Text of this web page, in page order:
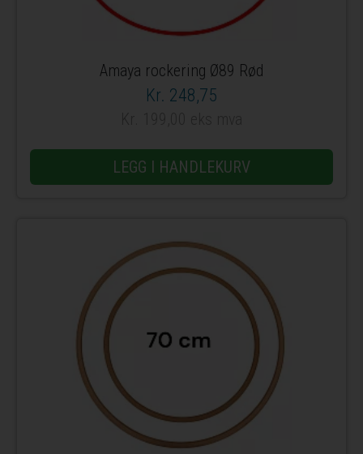
Amaya rockering Ø89 Rød
Kr. 248,75
LEGG I HANDLEKURV